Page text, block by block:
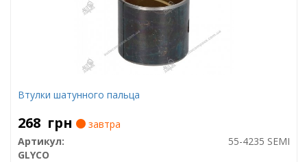
Втулки шатунного пальца
268 грн
завтра
Артикул:
55-4235 SEMI
GLYCO